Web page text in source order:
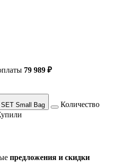
79 989 ₽
Small Bag
Количество
предложения и скидки